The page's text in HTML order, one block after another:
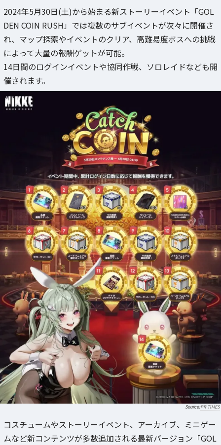
2024年5月30日(土)から始まる新ストーリーイベント「GOL
DEN COIN RUSH」では複数のサブイベントが次々に開催さ
れ、マップ探索やイベントのクリア、高難易度ボスへの挑戦
によって大量の報酬ゲットが可能。
14日間のログインイベントや協同作戦、ソロレイドなども開
催されます。
PR TIMES
コスチュームやストーリーイベント、アーカイブ、ミニゲー
ムなど新コンテンツが多数追加される最新バージョン「GOL